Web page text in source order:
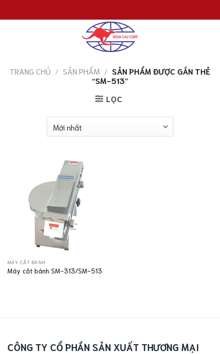
đến
TRANG CHỦ / SẢN PHẨM / SẢN PHẨM ĐƯỢC GẮN THẺ
“SM-513”
LỌC
MÁY CẮT BÁNH
Máy cắt bánh SM-313/SM-513
CÔNG TY CỔ PHẦN SẢN XUẤT THƯƠNG MẠI